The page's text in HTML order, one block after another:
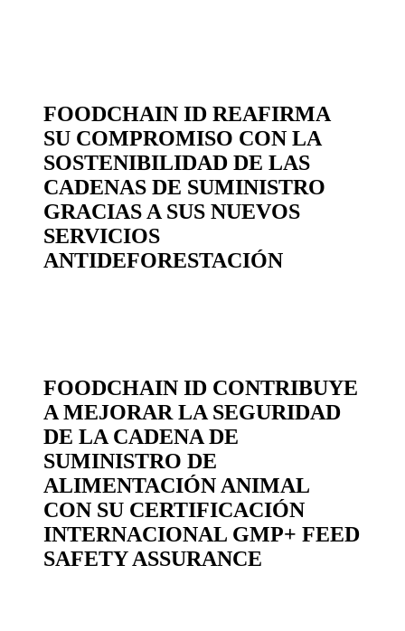
FOODCHAIN ID REAFIRMA
SU COMPROMISO CON LA
SOSTENIBILIDAD DE LAS
CADENAS DE SUMINISTRO
GRACIAS A SUS NUEVOS
SERVICIOS
ANTIDEFORESTACIÓN
FOODCHAIN ID CONTRIBUYE
A MEJORAR LA SEGURIDAD
DE LA CADENA DE
SUMINISTRO DE
ALIMENTACIÓN ANIMAL
CON SU CERTIFICACIÓN
INTERNACIONAL GMP+ FEED
SAFETY ASSURANCE